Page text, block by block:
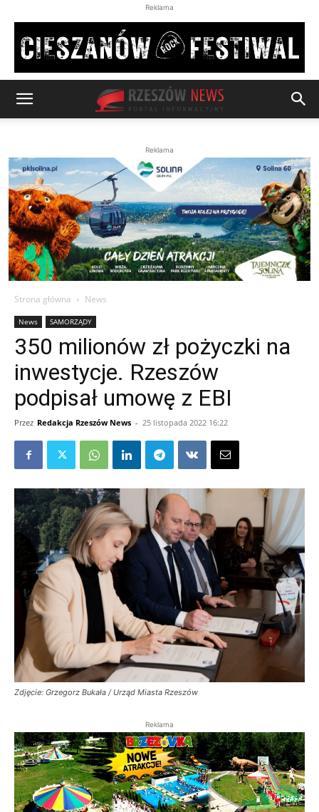
Reklama
Reklama
Strona główna News
News SAMORZĄDY
350 milionów zł pożyczki na
inwestycje. Rzeszów
podpisał umowę z EBI
Przez Redakcja Rzeszów News - 25 listopada 2022 16:22
Zdjęcie: Grzegorz Bukała / Urząd Miasta Rzeszów
Reklama